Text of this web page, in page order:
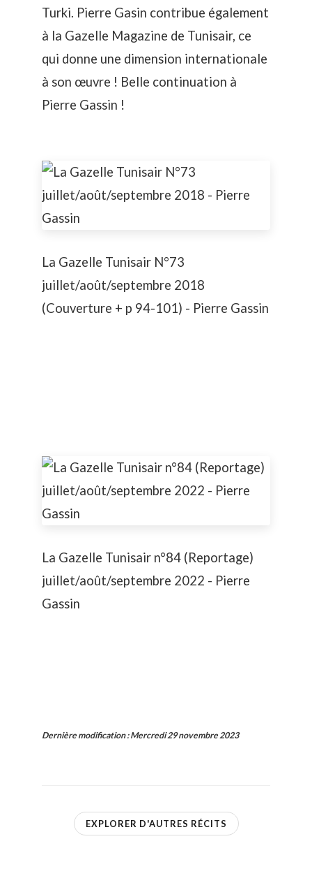
Turki. Pierre Gasin contribue également
à la Gazelle Magazine de Tunisair, ce
qui donne une dimension internationale
à son œuvre ! Belle continuation à
Pierre Gassin !
La Gazelle Tunisair N°73
juillet/août/septembre 2018
(Couverture + p 94-101) - Pierre Gassin
La Gazelle Tunisair n°84 (Reportage)
juillet/août/septembre 2022 - Pierre
Gassin
Dernière modification:Mercredi 29 novembre 2023
EXPLORER D'AUTRES RÉCITS